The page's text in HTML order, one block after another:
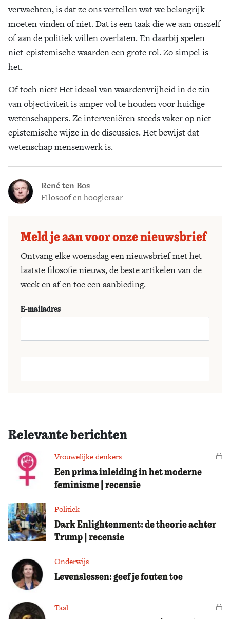
verwachten, is dat ze ons vertellen wat we belangrijk
moeten vinden of niet. Dat is een taak die we aan onszelf
of aan de politiek willen overlaten. En daarbij spelen
niet-epistemische waarden een grote rol. Zo simpel is
het.
Of toch niet? Het ideaal van waardenvrijheid in de zin
van objectiviteit is amper vol te houden voor huidige
wetenschappers. Ze interveniëren steeds vaker op niet-
epistemische wijze in de discussies. Het bewijst dat
wetenschap mensenwerk is.
René ten Bos
Filosoof en hoogleraar
Meld je aan voor onze nieuwsbrief
Ontvang elke woensdag een nieuwsbrief met het
laatste filosofie nieuws, de beste artikelen van de
week en af en toe een aanbieding.
E-mailadres
Relevante berichten
Vrouwelijke denkers
Een prima inleiding in het moderne
feminisme | recensie
Politiek
Dark Enlightenment: de theorie achter
Trump | recensie
Onderwijs
Levenslessen: geef je fouten toe
Taal